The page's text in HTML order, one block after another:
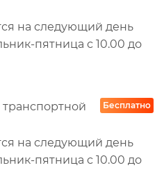
на следующий день
пятница с 10.00 до
Бесплатно
на следующий день
пятница с 10.00 до